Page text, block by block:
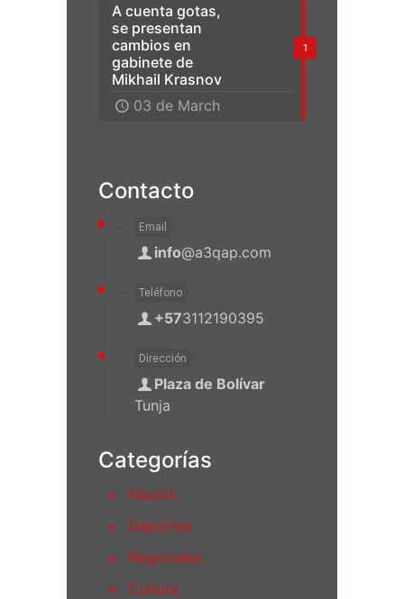
1
A cuenta gotas,
se presentan
cambios en
gabinete de
Mikhail Krasnov
03 de March
Contacto
Email
info@a3qap.com
Teléfono
+573112190395
Dirección
Plaza de Bolívar
Tunja
Categorías
Nación
Deportes
Regionales
Cultura